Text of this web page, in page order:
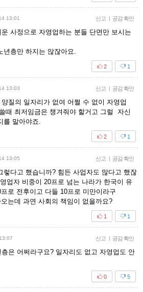
13:01 신고 공감 확인
운 사정으로 자영업하는 분들 단면만 보시는
년층만 하지는 않잖아요.
1
2
13:03 신고 공감 확인
양질의 일자리가 없여 어쩔 수 없이 자영업
때 최저임금은 챙겨줘야 할거고 그럴 자신
를 말아야죠.
1
2
13:05 신고 공감 확인
렇다고 했습니까? 힘든 사업자도 많다고 했잖
업자 비중이 20프로 넘는 나라가 한국이 유
로 전후이고 다들 10프로 미만이라구
는데 과연 사회의 책임이 없을까요?
1
1
신고 공감 확인
층은 어쩌라구요? 일자리도 없고 자영업도 안
5
0